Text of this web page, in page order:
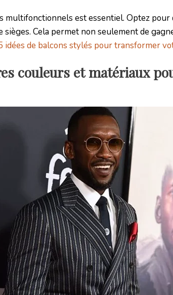
multifonctionnels est essentiel. Optez
Cela permet non seulement de
idées de balcons stylés pour transformer
couleurs et matériaux